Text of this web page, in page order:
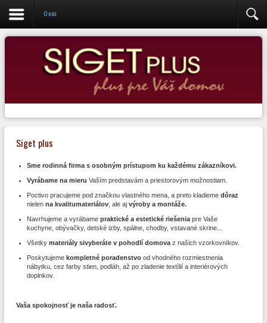
O nás
Administrácia
Siget plus
Sme rodinná firma s osobným prístupom ku každému zákazníkovi.
Vyrábame na mieru Vaším predstavám a priestorovým možnostiam.
Poctivo pracujeme pod značkou vlastného mena, a preto kladieme dôraz
nielen na kvalitumateriálov , ale aj výroby a montáže.
Navrhujeme a vyrábame praktické a estetické riešenia pre Vaše
kuchyne, obývačky, detské izby, spálne, chodby, vstavané skrine...
Všetky materiály sivyberáte v pohodlí domova z našich vzorkovníkov.
Poskytujeme kompletné poradenstvo od vhodného rozmiestnenia
nábytku, cez farby stien, podláh, až po zladenie textílií a interiérových
doplnkov.
Vaša spokojnosť je naša radosť.